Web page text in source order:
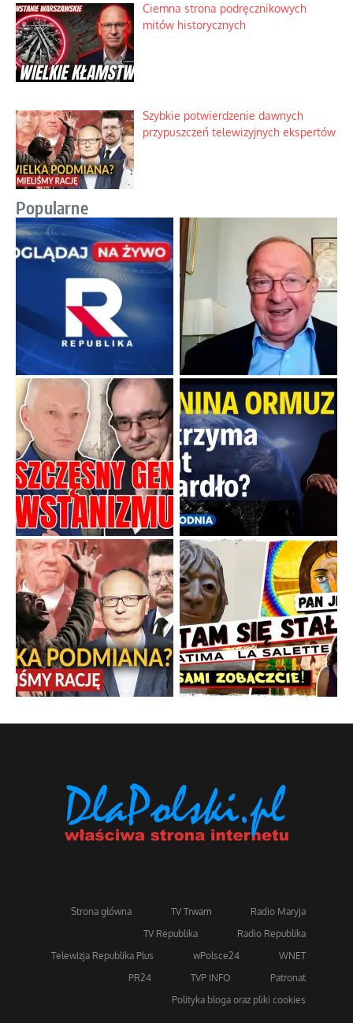
Ciemna strona podręcznikowych
mitów historycznych
Szybkie potwierdzenie dawnych
przypuszczeń telewizyjnych ekspertów
Popularne
Strona główna TV Trwam
Radio Maryja
TV Republika
Radio Republika
Telewizja Republika Plus
wPolsce24
WNET
PR24
TVP INFO
Patronat
Polityka bloga oraz pliki cookies